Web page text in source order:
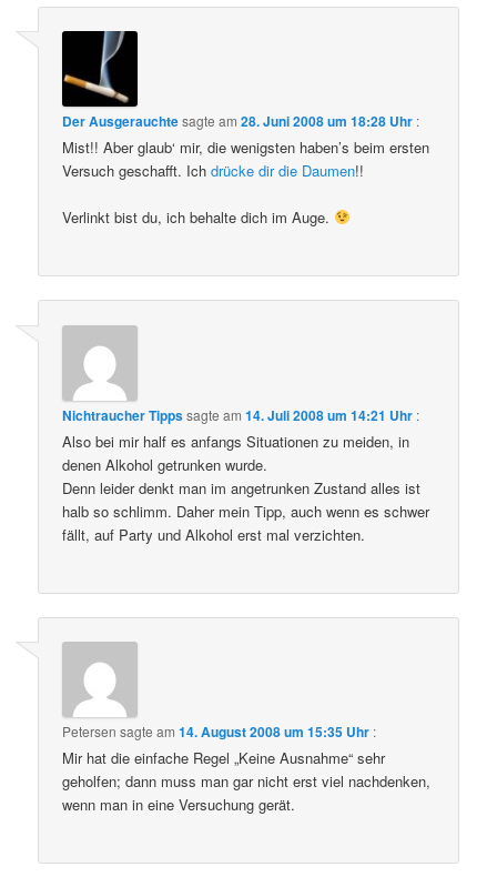
Der Ausgerauchtesagte am28. Juni 2008 um 18:28 Uhr :
Mist!! Aber glaub‘ mir, die wenigsten haben’s beim ersten
Versuch geschafft. Ichdrücke dir die Daumen!!
Verlinkt bist du, ich behalte dich im Auge.
Nichtraucher Tippssagte am14. Juli 2008 um 14:21 Uhr :
Also bei mir half es anfangs Situationen zu meiden, in
denen Alkohol getrunken wurde.
Denn leider denkt man im angetrunken Zustand alles ist
halb so schlimm. Daher mein Tipp, auch wenn es schwer
fällt, auf Party und Alkohol erst mal verzichten.
Petersen sagte am14. August 2008 um 15:35 Uhr :
Mir hat die einfache Regel „Keine Ausnahme“ sehr
geholfen; dann muss man gar nicht erst viel nachdenken,
wenn man in eine Versuchung gerät.